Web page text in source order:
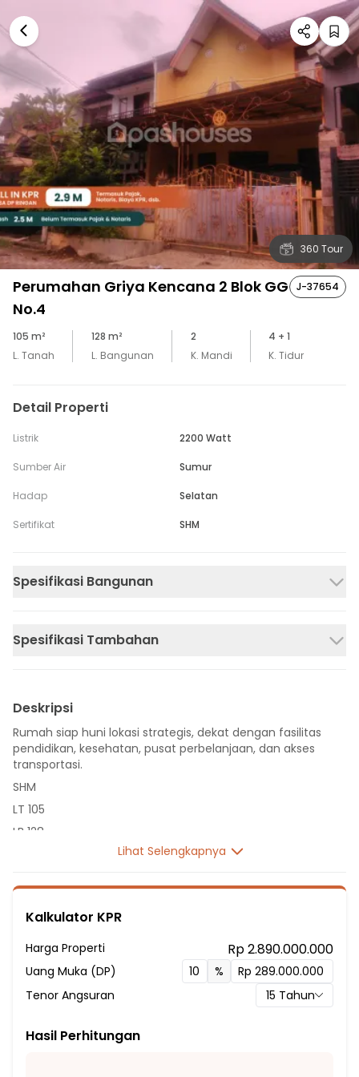
360 Tour
Perumahan Griya Kencana 2 Blok GG
No.4
J-37654
105 m²
L. Tanah
128 m²
L. Bangunan
2
K. Mandi
4 + 1
K. Tidur
Detail Properti
Listrik 2200 Watt
Sumber Air Sumur
Hadap Selatan
Sertifikat SHM
Spesifikasi Bangunan
Spesifikasi Tambahan
Deskripsi
Rumah siap huni lokasi strategis, dekat dengan fasilitas
pendidikan, kesehatan, pusat perbelanjaan, dan akses
transportasi.
SHM
LT 105
LB 128
2 Kamar Mandi
Listrik 2200 VA
Sumber Air Tanah
Hadap Selatan
2 menit ke SMA Negeri 13 Tangerang
Lihat Selengkapnya
Kalkulator KPR
Harga Properti Rp 2.890.000.000
Uang Muka (DP)
%
Tenor Angsuran
15 Tahun
Hasil Perhitungan